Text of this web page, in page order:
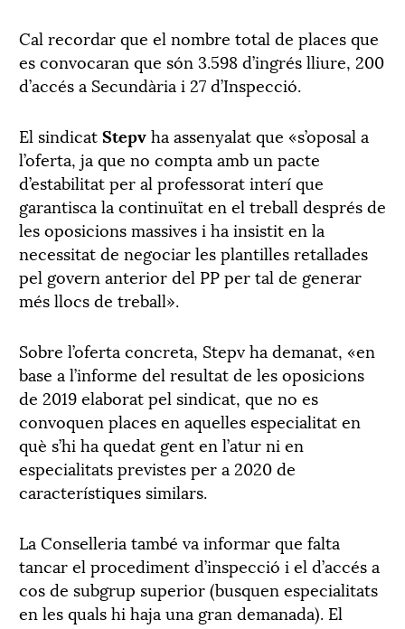
Cal recordar que el nombre total de places que
es convocaran que són 3.598 d’ingrés lliure, 200
d’accés a Secundària i 27 d’Inspecció.
El sindicatStepvha assenyalat que «s’oposal a
l’oferta, ja que no compta amb un pacte
d’estabilitat per al professorat interí que
garantisca la continuïtat en el treball després de
les oposicions massives i ha insistit en la
necessitat de negociar les plantilles retallades
pel govern anterior del PP per tal de generar
més llocs de treball».
Sobre l’oferta concreta, Stepv ha demanat, «en
base a l’informe del resultat de les oposicions
de 2019 elaborat pel sindicat, que no es
convoquen places en aquelles especialitat en
què s’hi ha quedat gent en l’atur ni en
especialitats previstes per a 2020 de
característiques similars.
La Conselleria també va informar que falta
tancar el procediment d’inspecció i el d’accés a
cos de subgrup superior (busquen especialitats
en les quals hi haja una gran demanada). El